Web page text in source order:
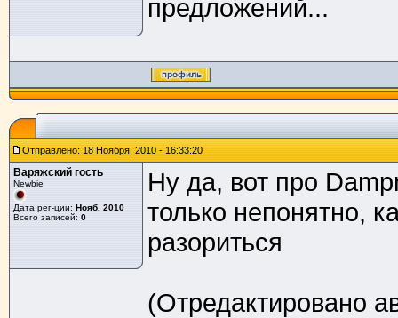
предложений...
Отправлено: 18 Ноября, 2010 - 16:33:20
Варяжский гость
Newbie
Дата рег-ции: Нояб. 2010
Всего записей: 0
Ну да, вот про
только непонятно,
разориться
(Отредактировано